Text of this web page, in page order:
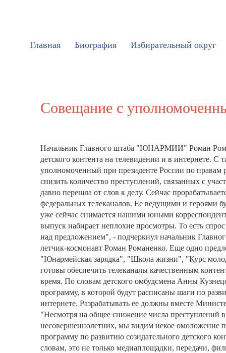
Главная Биография Избирательный округ
Совещание с
Начальник Главного штаба "ЮНАРМИИ" Роман
детского контента на телевидении и в интернете.
уполномоченный при президенте России по правам
снизить количество преступлений, связанных с
давно перешла от слов к делу. Сейчас
федеральных телеканалов. Ее ведущими и героями
уже сейчас снимается нашими юными
выпуск набирает неплохие просмотры. То есть спрос
над предложением", - подчеркнул начальник
летчик-космонавт Роман Романенко. Еще одно
"Юнармейская зарядка", "Школа жизни", "Курс
готовы обеспечить телеканалы качественным
время. По словам детского омбудсмена Анны
программу, в которой будут расписаны шаги по
интернете. Разрабатывать ее должны вместе
"Несмотря на общее снижение числа преступлений
несовершеннолетних, мы видим некое омоложение
программу по развитию созидательного детского
словам, это не только медиаплощадки, передачи,